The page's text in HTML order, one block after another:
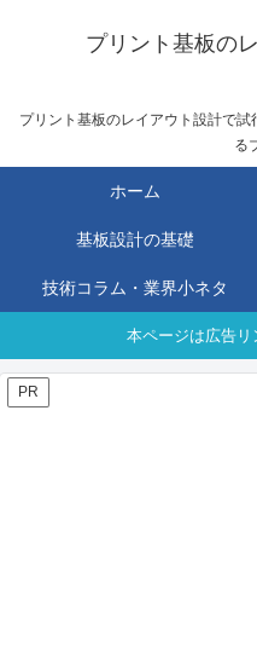
プリント基板の
プリント基板のレイアウト設計で試
る
ホーム
基板設計の基礎
技術コラム・業界小ネタ
本ページは広告
PR